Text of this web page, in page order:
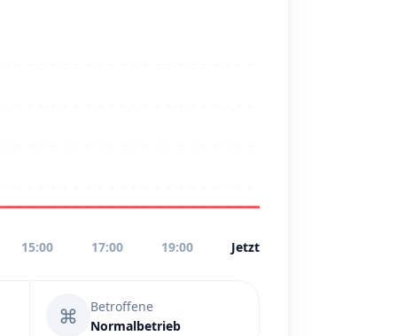
15:00 17:00 19:00 Jetzt
⌘
Betroffene
Normalbetrieb